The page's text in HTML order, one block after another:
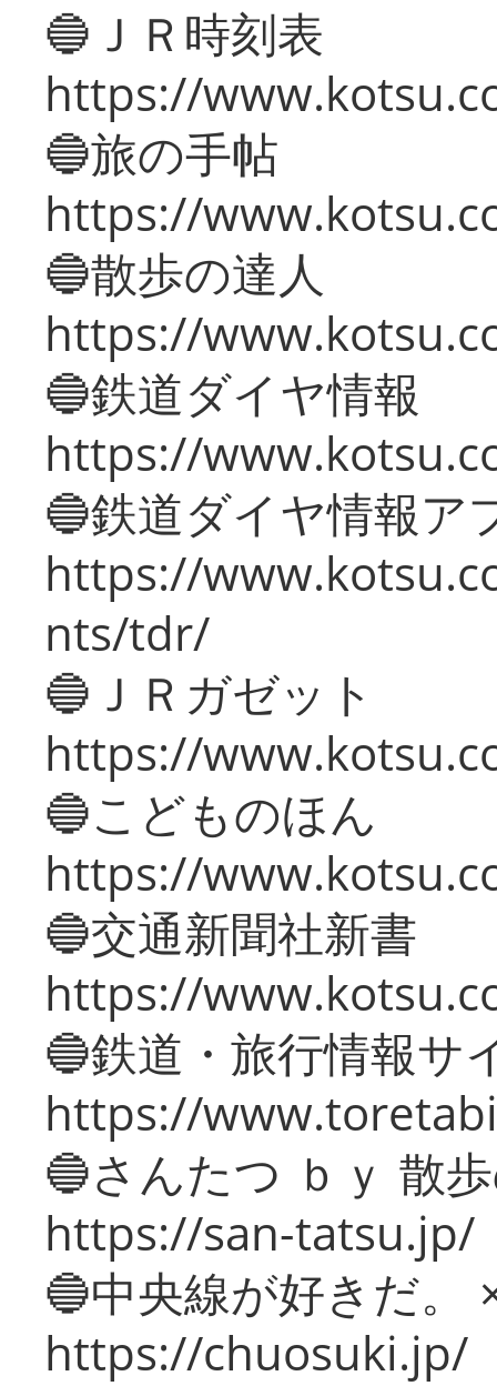
🔵ＪＲ時刻表
https://
🔵旅の手帖
https://
🔵散歩の達人
https://
🔵鉄道ダイヤ情報
https://
🔵鉄道ダイヤ情報ア
https://
nts/tdr/
🔵ＪＲガゼット
https://
🔵こどものほん
https://
🔵交通新聞社新書
https://
🔵鉄道・旅行情報サ
https://
🔵さんたつ ｂｙ 散
https://san-tatsu.jp/
🔵中央線が好きだ。
https://chuosuki.jp/